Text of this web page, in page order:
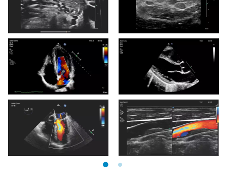
Nervos do plexo braquial
Tecido mamário com
múltiplos fibroadenomas
Vista apical cardíaca de
quatro câmaras com
influxo mitral
Vista plaxia cardíaca